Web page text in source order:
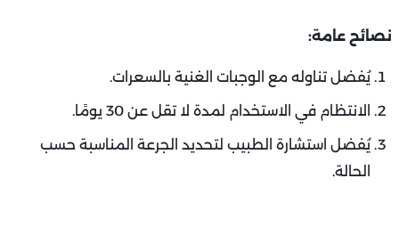
نصائح عامة:
يُفضل تناوله مع الوجبات الغنية بالسعرات.
الانتظام في الاستخدام لمدة لا تقل عن 30 يومًا.
يُفضل استشارة الطبيب لتحديد الجرعة المناسبة حسب
الحالة.